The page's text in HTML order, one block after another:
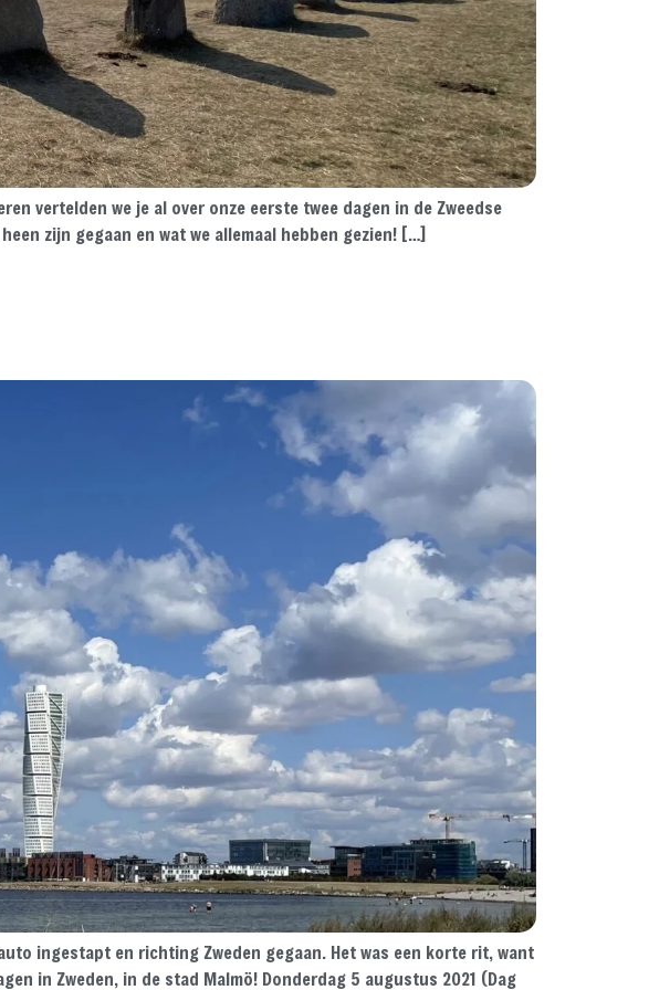
vertelden we je al over onze eerste twee dagen in de Zweedse
zijn gegaan en wat we allemaal hebben gezien! […]
ingestapt en richting Zweden gegaan. Het was een korte rit, want
in Zweden, in de stad Malmö! Donderdag 5 augustus 2021 (Dag